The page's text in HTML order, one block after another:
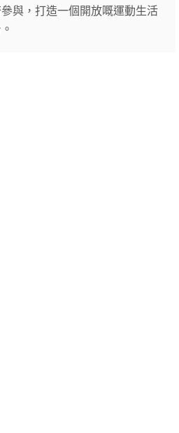
與，打造一個開放嘅運動生活